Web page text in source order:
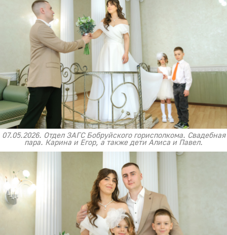
07.05.2026. Отдел ЗАГС Бобруйского горисполкома. Свадебная
пара. Карина и Егор, а также дети Алиса и Павел.